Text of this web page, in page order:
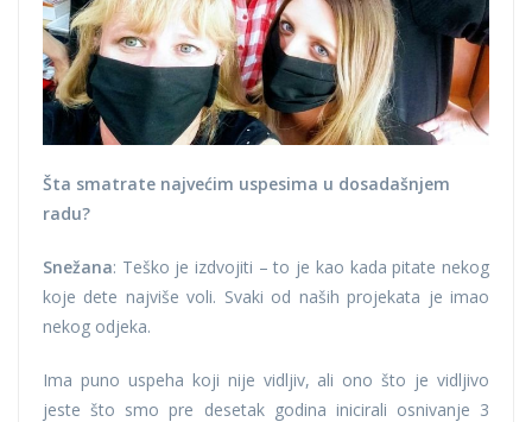
Šta smatrate najvećim uspesima u dosadašnjem
radu?
Snežana: Teško je izdvojiti – to je kao kada pitate nekog
koje dete najviše voli. Svaki od naših projekata je imao
nekog odjeka.
Ima puno uspeha koji nije vidljiv, ali ono što je vidljivo
jeste što smo pre desetak godina inicirali osnivanje 3